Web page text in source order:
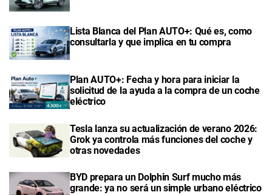
Lista Blanca del Plan AUTO+: Qué es, como
consultarla y que implica en tu compra
Plan AUTO+: Fecha y hora para iniciar la
solicitud de la ayuda a la compra de un coche
eléctrico
Tesla lanza su actualización de verano 2026:
Grok ya controla más funciones del coche y
otras novedades
BYD prepara un Dolphin Surf mucho más
grande: ya no será un simple urbano eléctrico